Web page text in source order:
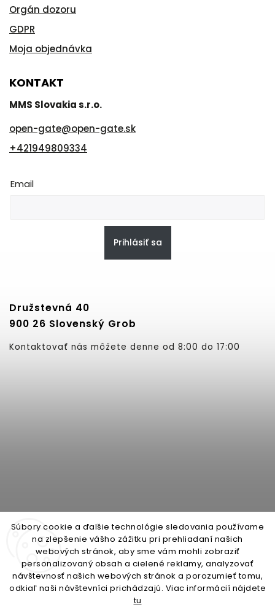
Súbory cookie a ďalšie technológie sledovania používame
na zlepšenie vášho zážitku pri prehliadaní našich
webových stránok, aby sme vám mohli zobraziť
personalizovaný obsah a cielené reklamy, analyzovať
návštevnosť našich webových stránok a porozumieť tomu,
odkiaľ naši návštevníci prichádzajú. Viac informácií nájdete
tu
Orgán dozoru
GDPR
Moja objednávka
KONTAKT
MMS Slovakia s.r.o.
open-gate@open-gate.sk
+421949809334
Email
Prihlásiť sa
Družstevná 40
900 26 Slovenský Grob
Kontaktovať nás môžete denne od 8:00 do 17:00
open-gate.cz montazpohonu.sk